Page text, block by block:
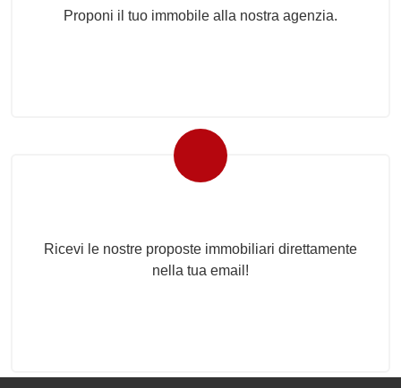
Proponi il tuo immobile alla nostra agenzia.
Ricevi le nostre proposte immobiliari direttamente
nella tua email!